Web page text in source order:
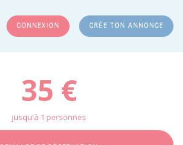
CONNEXION CRÉE TON ANNONCE
35 €
jusqu'à 1 personnes